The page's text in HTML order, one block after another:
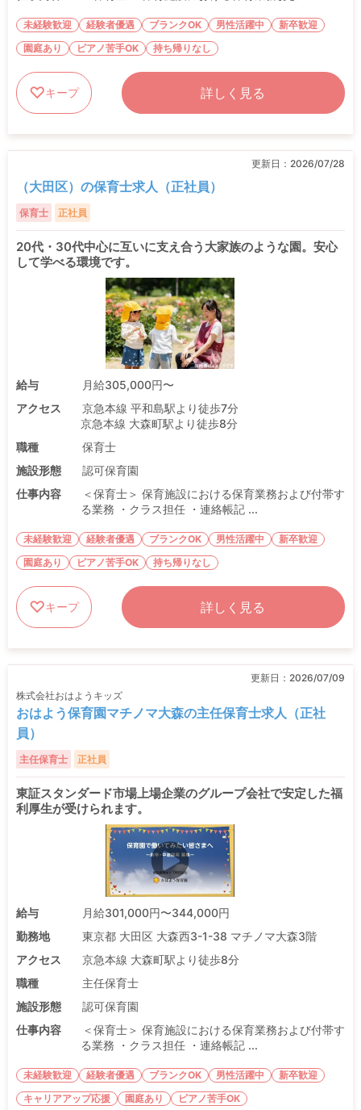
未経験歓迎 経験者優遇 ブランクOK 男性活躍中
新卒歓迎
園庭あり
ピアノ苦手OK 持ち帰りなし
キープ 詳しく見る
更新日： 2026/07/28
（大田区）の保育士求人（正社員）
保育士 正社員
20代・30代中心に互いに支え合う大家族のような園。安心
して学べる環境です。
給与
月給305,000円〜
アクセス
京急本線 平和島駅より徒歩7分
京急本線 大森町駅より徒歩8分
職種
保育士
施設形態
認可保育園
仕事内容
＜保育士＞ 保育施設における保育業務および付帯す
る業務 ・クラス担任 ・連絡帳記 ...
未経験歓迎 経験者優遇 ブランクOK 男性活躍中
新卒歓迎
園庭あり
ピアノ苦手OK 持ち帰りなし
キープ 詳しく見る
更新日： 2026/07/09
株式会社おはようキッズ
おはよう保育園マチノマ大森の主任保育士求人（正社
員）
主任保育士 正社員
東証スタンダード市場上場企業のグループ会社で安定した福
利厚生が受けられます。
給与
月給301,000円〜344,000円
勤務地
東京都 大田区 大森西3-1-38 マチノマ大森3階
アクセス
京急本線 大森町駅より徒歩8分
職種
主任保育士
施設形態
認可保育園
仕事内容
＜保育士＞ 保育施設における保育業務および付帯す
る業務 ・クラス担任 ・連絡帳記 ...
未経験歓迎 経験者優遇 ブランクOK 男性活躍中
新卒歓迎
キャリアアップ応援
園庭あり ピアノ苦手OK